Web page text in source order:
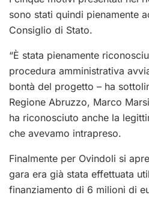
sono stati quindi pienamente
Consiglio di Stato.
“È stata pienamente
procedura amministrativa
bontà del progetto – ha
Regione Abruzzo, Marco
ha riconosciuto anche la
che avevamo intrapreso.
Finalmente per Ovindoli si
gara era già stata effettuata
finanziamento di 6 milioni di